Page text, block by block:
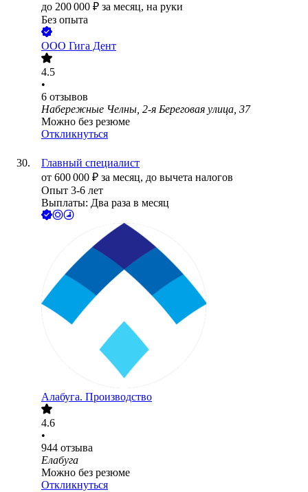
до 200 000 ₽ за месяц, на руки
Без опыта
ООО Гига Дент
4.5
•
6 отзывов
Набережные Челны, 2-я Береговая улица, 37
Можно без резюме
Откликнуться
Главный специалист
от 600 000 ₽ за месяц, до вычета налогов
Опыт 3-6 лет
Выплаты: Два раза в месяц
Алабуга. Производство
4.6
•
944 отзыва
Елабуга
Можно без резюме
Откликнуться